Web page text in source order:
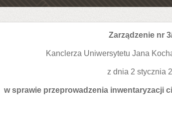
Zarządzenie nr
Kanclerza Uniwersytetu Jana
z dnia 2 stycznia
w sprawie przeprowadzenia inwentaryzacji